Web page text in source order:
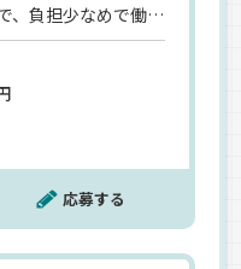
、負担少なめで働け
休みもしっかり。
を合わせることも
つつ、月給35万
業だから《賞与
応募する